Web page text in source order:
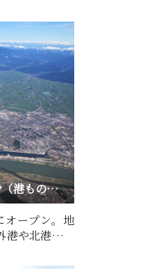
酒田北港緑地展望台（港ものしり館）
オープン。地
や北港地区